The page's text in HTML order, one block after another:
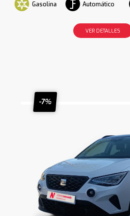
Gasolina Automático
VER DETALLES
-7%